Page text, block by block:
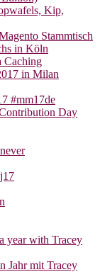
Kip,
Stammtisch
in Köln
Caching
in Milan
#mm17de
Day
year with Tracey
Jahr mit Tracey